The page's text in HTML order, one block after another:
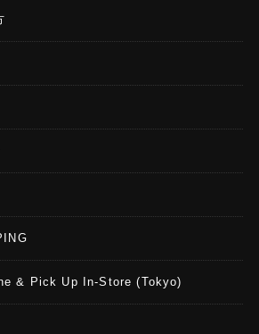
& Pick Up In-Store (Tokyo)